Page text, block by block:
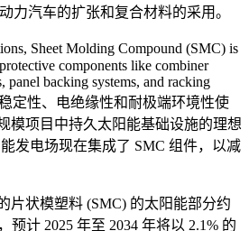
力汽车的扩张和复合材料的采用。
Sheet Molding Compound (SMC) is
components like combiner
panel backing systems, and racking
定性、电绝缘性和耐极端环境性使
模项目中持久太阳能基础设施的理想
发电场现在集成了 SMC 组件，以减
片状模塑料 (SMC) 的太阳能部分约
预计 2025 年至 2034 年将以 2.1% 的